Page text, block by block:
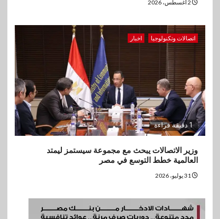
اتصالات وتكنولوجيا اخبار
1 دقيقة قراءة
وزير الاتصالات يبحث مع مجموعة سيستمز ليمتد
العالمية خطط التوسع في مصر